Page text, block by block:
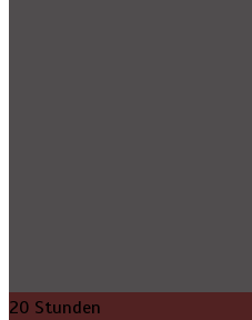
20 Stunden